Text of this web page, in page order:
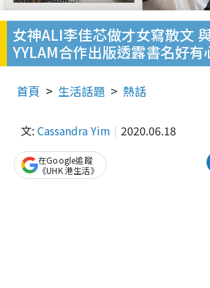
女神ALI李佳芯做才女寫散文
YYLAM合作出版透露書名好有
首頁 生活話題 熱話
文: Cassandra Yim 2020.06.18
在Google追蹤
《UHK 港生活》